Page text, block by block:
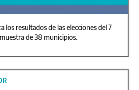
los resultados de las elecciones del 7
de 38 municipios.